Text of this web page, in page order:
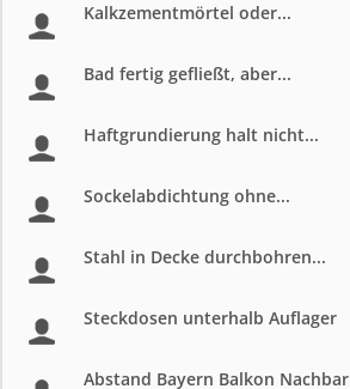
Kalkzementmörtel oder...
Bad fertig gefließt, aber...
Haftgrundierung halt nicht...
Sockelabdichtung ohne...
Stahl in Decke durchbohren...
Steckdosen unterhalb Auflager
Abstand Bayern Balkon Nachbar